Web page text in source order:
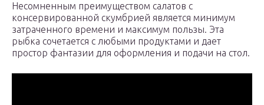
Несомненным преимуществом салатов с
консервированной скумбрией является минимум
затраченного времени и максимум пользы. Эта
рыбка сочетается с любыми продуктами и дает
простор фантазии для оформления и подачи на стол.